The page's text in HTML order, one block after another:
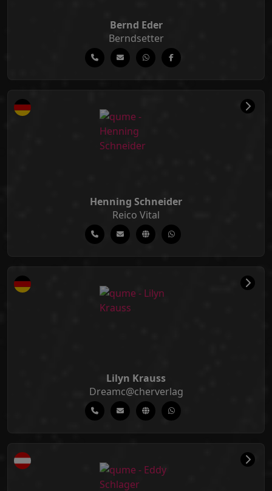
Bernd Eder
Berndsetter
Henning Schneider
Reico Vital
Lilyn Krauss
Dreamc@cherverlag